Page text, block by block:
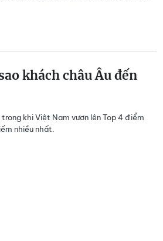
khách châu Âu đến
khi Việt Nam vươn lên Top 4 điểm
nhiều nhất.